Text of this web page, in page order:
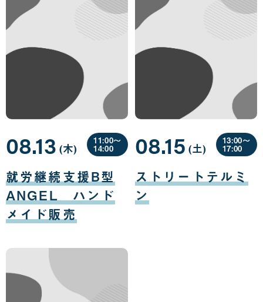
就労継続支援B型
ANGEL ハンド
メイド販売
08.13
月
13
日
(木曜
日
)
11:00〜
14:00
ストリートテルミ
ン
08.15
月
15
日
(土曜
日
)
13:00〜
17:00